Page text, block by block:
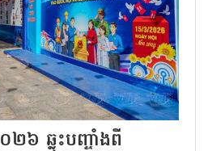
០២៦ ឆ្លុះបញ្ចាំងពី